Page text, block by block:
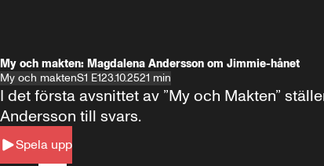
My och makten: Magdalena Andersson om Jimmie-hånet
My och maktenS1 E123.10.2521 min
Spela upp
I det första avsnittet av ”My och Makten”
Andersson till svars.